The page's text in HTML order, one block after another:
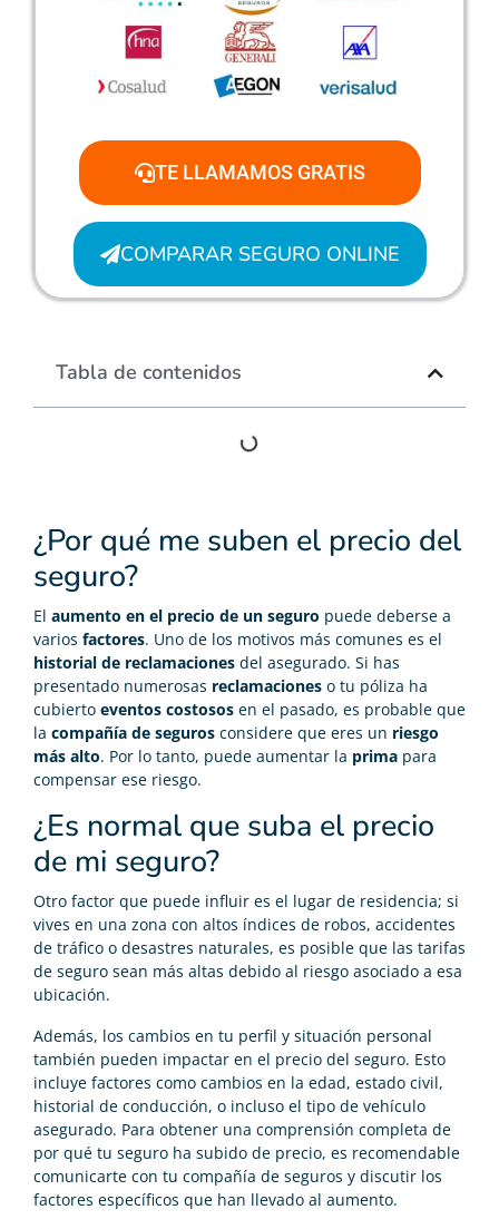
¿Por qué me suben el precio del
seguro?
El aumento en el precio de un seguro puede deberse a
varios factores. Uno de los motivos más comunes es el
historial de reclamaciones del asegurado. Si has
presentado numerosas reclamaciones o tu póliza ha
cubierto eventos costosos en el pasado, es probable que
la compañía de seguros considere que eres un riesgo
más alto. Por lo tanto, puede aumentar la prima para
compensar ese riesgo.
¿Es normal que suba el precio
de mi seguro?
Otro factor que puede influir es el lugar de residencia; si
vives en una zona con altos índices de robos, accidentes
de tráfico o desastres naturales, es posible que las tarifas
de seguro sean más altas debido al riesgo asociado a esa
ubicación.
Además, los cambios en tu perfil y situación personal
también pueden impactar en el precio del seguro. Esto
incluye factores como cambios en la edad, estado civil,
historial de conducción, o incluso el tipo de vehículo
asegurado. Para obtener una comprensión completa de
por qué tu seguro ha subido de precio, es recomendable
comunicarte con tu compañía de seguros y discutir los
factores específicos que han llevado al aumento.
TE LLAMAMOS GRATIS
COMPARAR SEGURO ONLINE
Tabla de contenidos